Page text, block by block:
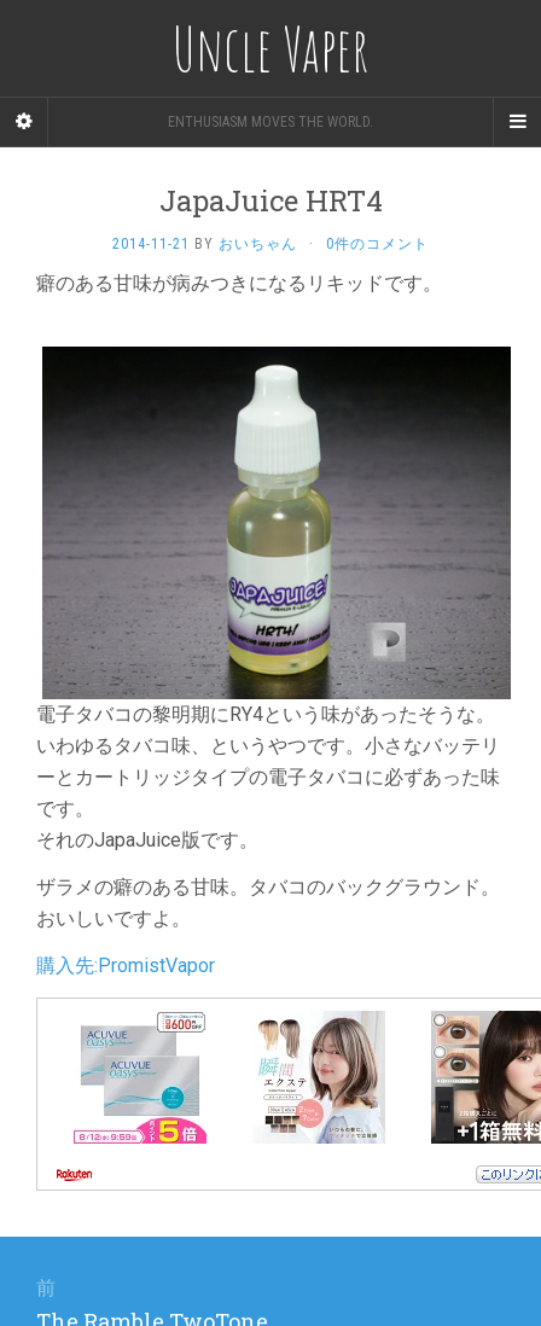
Uncle Vaper
ENTHUSIASM MOVES THE WORLD.
JapaJuice HRT4
2014-11-21 BY おいちゃん · 0件のコメント
癖のある甘味が病みつきになるリキッドです。
電子タバコの黎明期にRY4という味があったそうな。
いわゆるタバコ味、というやつです。小さなバッテリ
ーとカートリッジタイプの電子タバコに必ずあった味
です。
それのJapaJuice版です。
ザラメの癖のある甘味。タバコのバックグラウンド。
おいしいですよ。
購入先:PromistVapor
前
前